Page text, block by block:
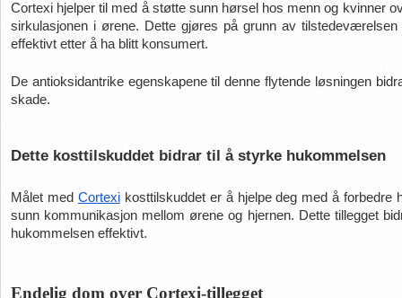
Cortexi hjelper til med å støtte sunn hørsel hos menn og kvinner
sirkulasjonen i ørene. Dette gjøres på grunn av
effektivt etter å ha blitt konsumert.
De antioksidantrike egenskapene til denne flytende løsningen
skade.
Dette kosttilskuddet bidrar til å styrke hukommelsen
Målet med Cortexi kosttilskuddet er å hjelpe deg med å forbedre
sunn kommunikasjon mellom ørene og hjernen. Dette tillegget
hukommelsen effektivt.
Endelig dom over Cortexi-tillegget